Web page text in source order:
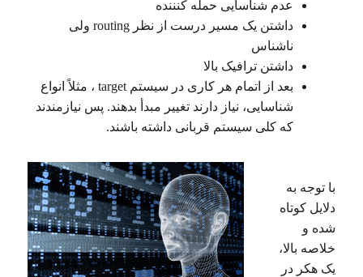
عدم شناسایی حمله کنننده
داشتن یک مسیر درست از نظر routing ولی
ناشناس
داشتن ترافیک بالا
بعد از اتمام هر کاری در سیستم target ، مثلاً انواع
شناسایی، نیاز دارند تغییر مبدأ بدهند. پس نیازمندند
که کلی سیستم قربانی داشته باشند.
با توجه به
دلایل کوتاه
شده و
خلاصه بالا،
یک هکر در